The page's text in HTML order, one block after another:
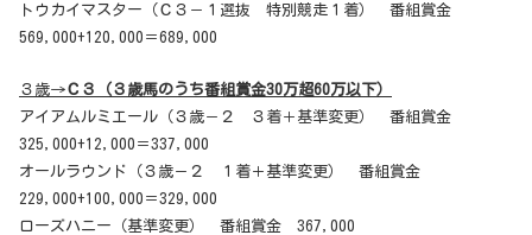
トウカイマスター（Ｃ３－１選抜 特別競走１着） 番組賞金
569,000+120,000＝689,000
３歳→Ｃ３（３歳馬のうち番組賞金30万超60万以下）
アイアムルミエール（３歳－２ ３着＋基準変更） 番組賞金
325,000+12,000＝337,000
オールラウンド（３歳－２ １着＋基準変更） 番組賞金
229,000+100,000＝329,000
ローズハニー（基準変更） 番組賞金 367,000